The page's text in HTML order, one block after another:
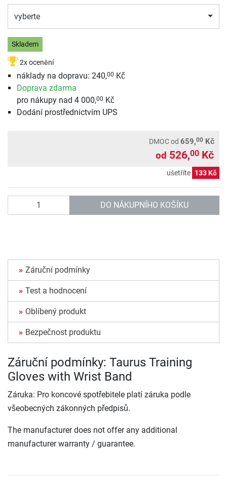
vyberte
Skladem
2x ocenění
náklady na dopravu: 240,00 Kč
Doprava zdarma
pro nákupy nad 4 000,00 Kč
Dodání prostřednictvím UPS
DMOCod 659,00 Kč
od 526,00 Kč
ušetříte 133 Kč
DO NÁKUPNÍHO KOŠÍKU
Záruční podmínky
Test a hodnocení
Oblíbený produkt
Bezpečnost produktu
Záruční podmínky: Taurus Training
Gloves with Wrist Band
Záruka: Pro koncové spotřebitele platí záruka podle
všeobecných zákonných předpisů.
The manufacturer does not offer any additional
manufacturer warranty / guarantee.